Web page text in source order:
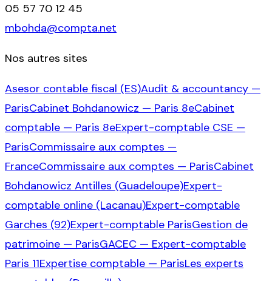
05 57 70 12 45
mbohda@compta.net
Nos autres sites
Asesor contable fiscal (ES)Audit & accountancy —
ParisCabinet Bohdanowicz — Paris 8eCabinet
comptable — Paris 8eExpert-comptable CSE —
ParisCommissaire aux comptes —
FranceCommissaire aux comptes — ParisCabinet
Bohdanowicz Antilles (Guadeloupe)Expert-
comptable online (Lacanau)Expert-comptable
Garches (92)Expert-comptable ParisGestion de
patrimoine — ParisGACEC — Expert-comptable
Paris 11Expertise comptable — ParisLes experts